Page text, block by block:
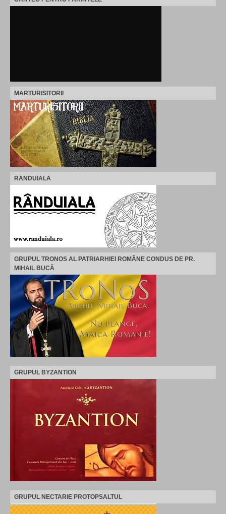
MARTURISITORII
RANDUIALA
GRUPUL TRONOS AL PATRIARHIEI ROMÂNE CONDUS DE PR.
MIHAIL BUCĂ
GRUPUL BYZANTION
GRUPUL NECTARIE PROTOPSALTUL